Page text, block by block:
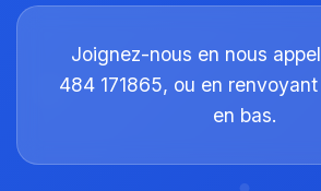
Joignez-nous en nous
484 171865, ou en
en bas.